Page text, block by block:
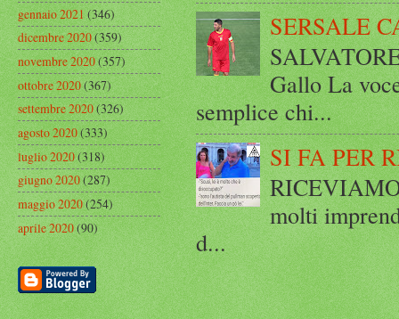
SERSALE
Gallo La
semplice chi...
SI FA PER
molti
d...
gennaio 2021(346)
dicembre 2020(359)
novembre 2020(357)
ottobre 2020(367)
settembre 2020(326)
agosto 2020(333)
luglio 2020(318)
giugno 2020(287)
maggio 2020(254)
aprile 2020(90)